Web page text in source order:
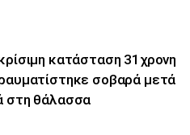
κατάσταση 31χρονη
σοβαρά μετά
στη θάλασσα